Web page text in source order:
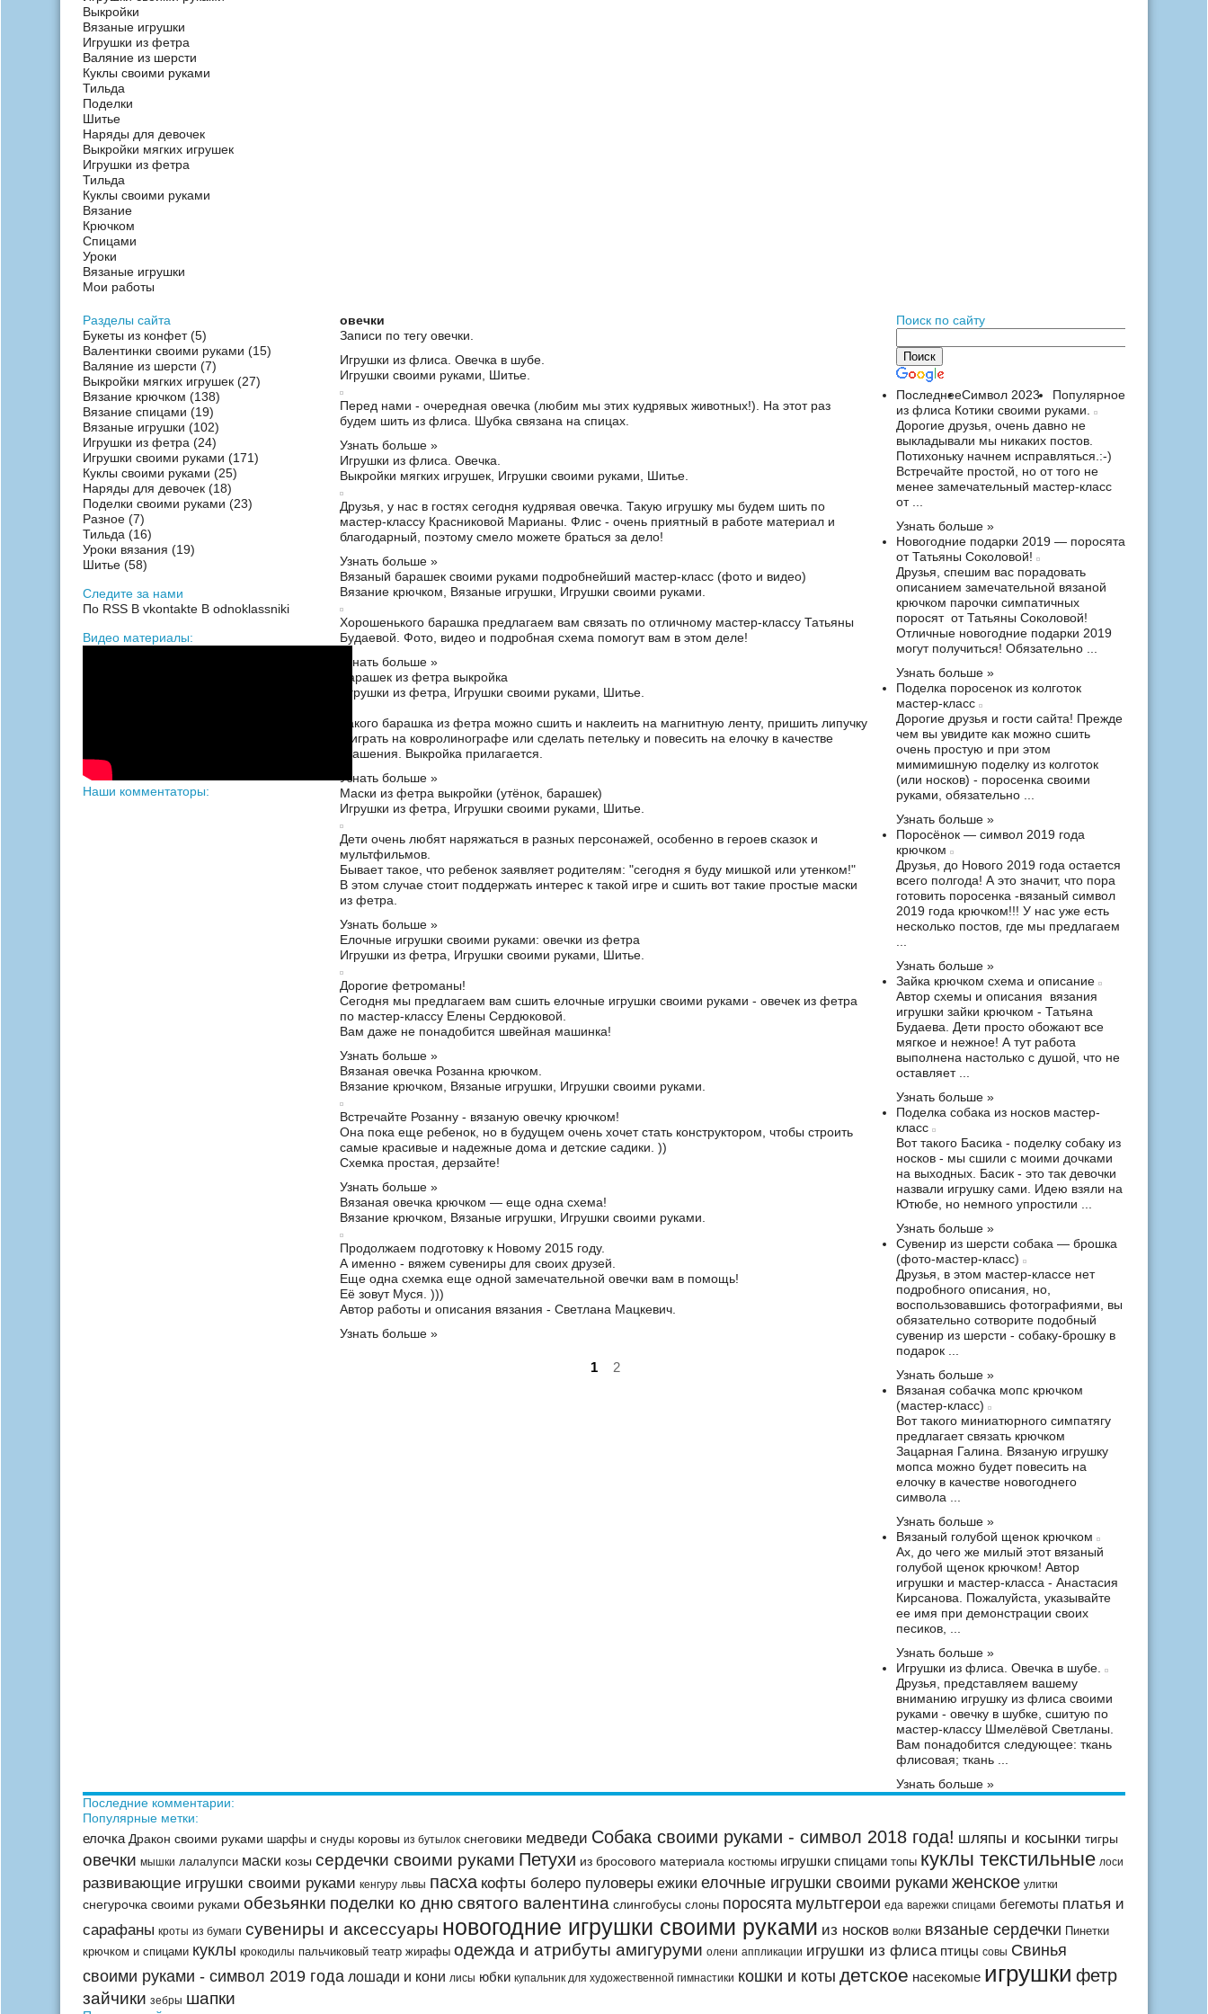
Выкройки
Вязаные игрушки
Игрушки из фетра
Валяние из шерсти
Куклы своими руками
Тильда
Поделки
Шитье
Наряды для девочек
Выкройки мягких игрушек
Игрушки из фетра
Тильда
Куклы своими руками
Вязание
Крючком
Спицами
Уроки
Вязаные игрушки
Мои работы
овечки
Записи по тегу овечки.
Игрушки из флиса. Овечка в шубе.
Игрушки своими руками
Шитье.
Перед нами - очередная овечка (любим мы этих кудрявых животных!). На этот раз
будем шить из флиса. Шубка связана на спицах.
Узнать больше »
Игрушки из флиса. Овечка.
Выкройки мягких игрушек, Игрушки своими руками Шитье.
Друзья, у нас в гостях сегодня кудрявая овечка. Такую игрушку мы будем шить по
мастер-классу Красниковой Марианы. Флис - очень приятный в работе материал и
благодарный, поэтому смело можете браться за дело!
Узнать больше »
Вязаный барашек своими руками подробнейший мастер-класс (фото и видео)
Вязание крючком
Вязаные игрушки Игрушки своими руками
Хорошенького барашка предлагаем вам связать по отличному мастер-классу Татьяны
Будаевой. Фото, видео и подробная схема помогут вам в этом деле!
Узнать больше »
Барашек из фетра выкройка
Игрушки из фетра
Игрушки своими руками Шитье.
Такого барашка из фетра можно сшить и наклеить на магнитную ленту, пришить липучку
и играть на ковролинографе или сделать петельку и повесить на елочку в качестве
крашения. Выкройка прилагается.
Узнать больше »
Маски из фетра выкройки (утёнок, барашек)
Игрушки из фетра
Игрушки своими руками Шитье.
Дети очень любят наряжаться в разных персонажей, особенно в героев сказок и
мультфильмов.
Бывает такое, что ребенок заявляет родителям: "сегодня я буду мишкой или утенком!"
В этом случае стоит поддержать интерес к такой игре и сшить вот такие простые маски
из фетра.
Узнать больше »
Елочные игрушки своими руками: овечки из фетра
Игрушки из фетра
Игрушки своими руками Шитье.
Дорогие фетроманы!
Сегодня мы предлагаем вам сшить елочные игрушки своими руками - овечек из фетра
по мастер-классу Елены Сердюковой.
Вам даже не понадобится швейная машинка!
Узнать больше »
Вязаная овечка Розанна крючком.
Вязание крючком
Вязаные игрушки Игрушки своими руками
Встречайте Розанну - вязаную овечку крючком!
Она пока еще ребенок, но в будущем очень хочет стать конструктором, чтобы строить
самые красивые и надежные дома и детские садики. ))
Схемка простая, дерзайте!
Узнать больше »
Вязаная овечка крючком — еще одна схема!
Вязание крючком
Вязаные игрушки Игрушки своими руками
Продолжаем подготовку к Новому 2015 году.
А именно - вяжем сувениры для своих друзей.
Еще одна схемка еще одной замечательной овечки вам в помощь!
Её зовут Муся. )))
Автор работы и описания вязания - Светлана Мацкевич.
Узнать больше »
1 2
Разделы сайта
Букеты из конфет(5)
Валентинки своими руками (15)
Валяние из шерсти (7)
Выкройки мягких игрушек (27)
Вязание крючком (138)
Вязание спицами (19)
Вязаные игрушки (102)
Игрушки из фетра (24)
Игрушки своими руками (171)
Куклы своими руками (25)
Наряды для девочек (18)
Поделки своими руками (23)
Разное (7)
Тильда (16)
Уроки вязания (19)
Шитье (58)
Следите за нами
По RSS В vkontakte В odnoklassniki
Видео материалы:
Наши комментаторы:
Поиск по сайту
Популярное
ПоследнееСимвол 2023
из флиса Котики своими руками.
Дорогие друзья, очень давно не
выкладывали мы никаких постов.
Потихоньку начнем исправляться.:-)
Встречайте простой, но от того не
менее замечательный мастер-класс
от ...
Узнать больше »
Новогодние подарки 2019 — поросята
от Татьяны Соколовой!
Друзья, спешим вас порадовать
описанием замечательной вязаной
крючком парочки симпатичных
поросят от Татьяны Соколовой!
Отличные новогодние подарки 2019
могут получиться! Обязательно ...
Узнать больше »
Поделка поросенок из колготок
мастер-класс
Дорогие друзья и гости сайта! Прежде
чем вы увидите как можно сшить
очень простую и при этом
мимимишную поделку из колготок
(или носков) - поросенка своими
руками, обязательно ...
Узнать больше »
Поросёнок — символ 2019 года
крючком
Друзья, до Нового 2019 года остается
всего полгода! А это значит, что пора
готовить поросенка -вязаный символ
2019 года крючком!!! У нас уже есть
несколько постов, где мы предлагаем
Узнать больше »
Зайка крючком схема и описание
Автор схемы и описания вязания
игрушки зайки крючком - Татьяна
Будаева. Дети просто обожают все
мягкое и нежное! А тут работа
выполнена настолько с душой, что не
оставляет ...
Узнать больше »
Поделка собака из носков мастер-
класс
Вот такого Басика - поделку собаку из
носков - мы сшили с моими дочками
на выходных. Басик - это так девочки
назвали игрушку сами. Идею взяли на
Ютюбе, но немного упростили ...
Узнать больше »
Сувенир из шерсти собака — брошка
(фото-мастер-класс)
Друзья, в этом мастер-классе нет
подробного описания, но,
воспользовавшись фотографиями, вы
обязательно сотворите подобный
сувенир из шерсти - собаку-брошку в
подарок ...
Узнать больше »
Вязаная собачка мопс крючком
(мастер-класс)
Вот такого миниатюрного симпатягу
предлагает связать крючком
Зацарная Галина. Вязаную игрушку
мопса можно будет повесить на
елочку в качестве новогоднего
символа ...
Узнать больше »
Вязаный голубой щенок крючком
Ах, до чего же милый этот вязаный
голубой щенок крючком! Автор
игрушки и мастер-класса - Анастасия
Кирсанова. Пожалуйста, указывайте
ее имя при демонстрации своих
песиков, ...
Узнать больше »
Игрушки из флиса. Овечка в шубе.
Друзья, представляем вашему
вниманию игрушку из флиса своими
руками - овечку в шубке, сшитую по
мастер-классу Шмелёвой Светланы.
Вам понадобится следующее: ткань
флисовая; ткань ...
Узнать больше »
Последние комментарии:
Популярные метки:
елочка Дракон своими руками шарфы и снуды коровы из бутылок снеговики медведи Собака своими руками - символ 2018 года! шляпы и косынки тигры
овечки мышки лалалупси маски козы сердечки своими руками Петухи из бросового материала костюмы игрушки спицами топы куклы текстильные лоси
развивающие игрушки своими руками кенгуру львы пасха кофты болеро пуловеры ежики елочные игрушки своими руками женское улитки
снегурочка своими руками обезьянки поделки ко дню святого валентина слингобусы слоны поросята мультгерои еда варежки спицами бегемоты платья и
сарафаны кроты из бумаги сувениры и аксессуары новогодние игрушки своими руками из носков волки вязаные сердечки Пинетки
крючком и спицами куклы крокодилы пальчиковый театр жирафы одежда и атрибуты амигуруми олени аппликации игрушки из флиса птицы совы Свинья
своими руками - символ 2019 года лошади и кони лисы юбки купальник для художественной гимнастики кошки и коты детское насекомые игрушки фетр
зайчики зебры шапки